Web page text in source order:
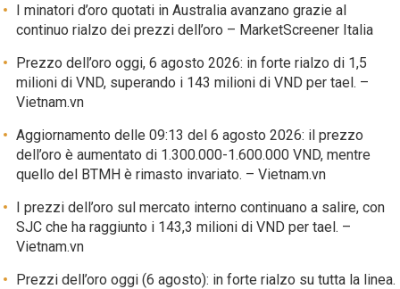
I minatori d’oro quotati in Australia avanzano grazie al
continuo rialzo dei prezzi dell’oro – MarketScreener Italia
Prezzo dell’oro oggi, 6 agosto 2026: in forte rialzo di 1,5
milioni di VND, superando i 143 milioni di VND per tael. –
Vietnam.vn
Aggiornamento delle 09:13 del 6 agosto 2026: il prezzo
dell’oro è aumentato di 1.300.000-1.600.000 VND, mentre
quello del BTMH è rimasto invariato. – Vietnam.vn
I prezzi dell’oro sul mercato interno continuano a salire, con
SJC che ha raggiunto i 143,3 milioni di VND per tael. –
Vietnam.vn
Prezzi dell’oro oggi (6 agosto): in forte rialzo su tutta la linea.